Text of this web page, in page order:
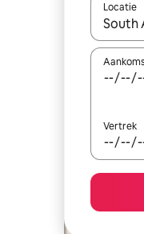
Locatie
Vertrek